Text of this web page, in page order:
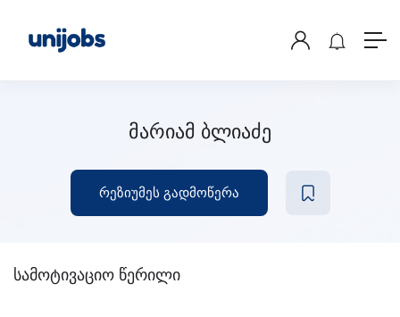
მარიამ ბლიაძე
რეზიუმეს გადმოწერა
სამოტივაციო წერილი